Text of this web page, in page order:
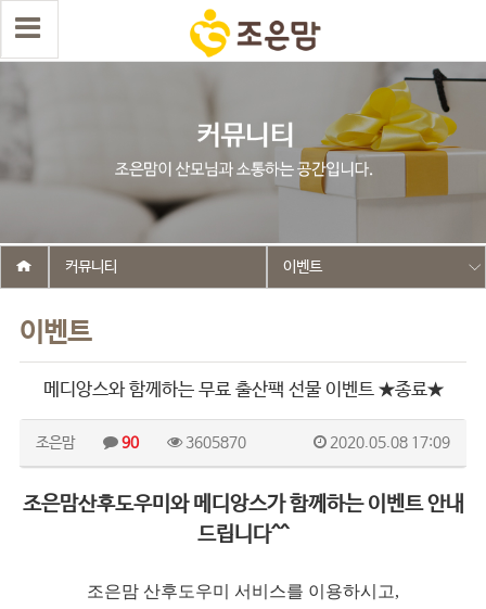
이벤트
커뮤니티 이벤트
메디앙스와 함께하는 무료 출산팩 선물 이벤트 ★종료★
조은맘 90 3605870 2020.05.08 17:09
조은맘산후도우미와 메디앙스가 함께하는 이벤트 안내
드립니다^^
조은맘 산후도우미 서비스를 이용하시고,